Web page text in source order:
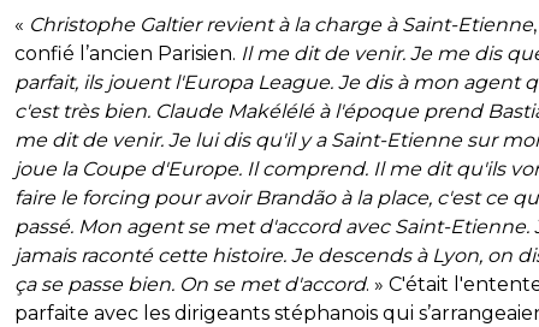
« Christophe Galtier revient à la charge à Saint-Etienne
confié l’ancien Parisien. Il me dit de venir. Je me dis
parfait, ils jouent l'Europa League. Je dis à mon agent
c'est très bien. Claude Makélélé à l'époque prend
me dit de venir. Je lui dis qu'il y a Saint-Etienne sur
joue la Coupe d'Europe. Il comprend. Il me dit qu'ils
faire le forcing pour avoir Brandão à la place, c'est ce
passé. Mon agent se met d'accord avec Saint-Etienne.
jamais raconté cette histoire. Je descends à Lyon, on
ça se passe bien. On se met d'accord. » C'était
parfaite avec les dirigeants stéphanois qui